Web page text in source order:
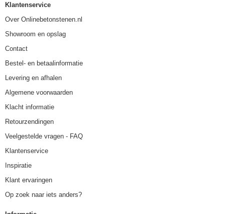
Klantenservice
Over Onlinebetonstenen.nl
Showroom en opslag
Contact
Bestel- en betaalinformatie
Levering en afhalen
Algemene voorwaarden
Klacht informatie
Retourzendingen
Veelgestelde vragen - FAQ
Klantenservice
Inspiratie
Klant ervaringen
Op zoek naar iets anders?